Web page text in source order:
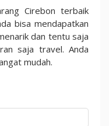
Cirebon terbaik
bisa mendapatkan
dan tentu saja
saja travel. Anda
mudah.